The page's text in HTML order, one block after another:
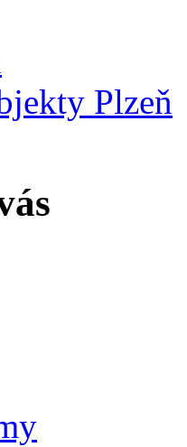
Plzeň